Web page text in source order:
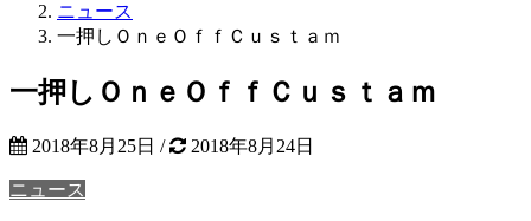
ニュース
一押しＯｎｅＯｆｆＣｕｓｔａｍ
一押しＯｎｅＯｆｆＣｕｓｔａｍ
2018年8月25日 / 2018年8月24日
ニュース